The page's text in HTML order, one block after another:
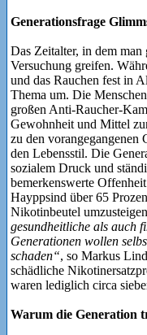
Generationsfrage
Das Zeitalter, in dem man
Versuchung greifen.
und das Rauchen fest in
Thema um. Die
großen Anti-Raucher-
Gewohnheit und Mittel
zu den vorangegangenen
den Lebensstil. Die
sozialem Druck und
bemerkenswerte
Hayppsind über 65
Nikotinbeutel
gesundheitliche als auch
Generationen wollen
schaden“, so Markus
schädliche
waren lediglich circa
Warum die Generation